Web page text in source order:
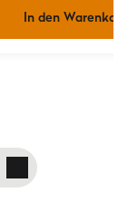
In den Warenkorb